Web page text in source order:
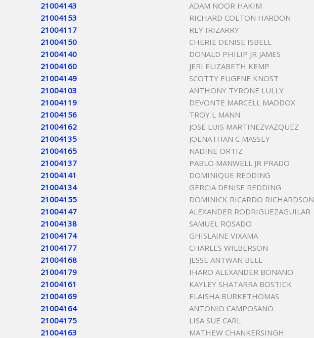
21004143
ADAM NOOR HAKIM
21004153
RICHARD COLTON HARDON
21004117
REY IRIZARRY
21004150
CHERIE DENISE ISBELL
21004140
DONALD PHILIP JR JAMES
21004160
JERI ELIZABETH KEMP
21004149
SCOTTY EUGENE KNOST
21004103
ANTHONY TYRONE LULLY
21004119
DEVONTE MARCELL MADDOX
21004156
TROY L MANN
21004162
JOSE LUIS MARTINEZVAZQUEZ
21004135
JOENATHAN C MASSEY
21004165
NADINE ORTIZ
21004137
PABLO MANWELL JR PRADO
21004141
DOMINIQUE REDDING
21004134
GERCIA DENISE REDDING
21004155
DOMINICK RICARDO RICHARDSON
21004147
ALEXANDER RODRIGUEZAGUILAR
21004138
SAMUEL ROSADO
21004174
GHISLAINE VIXAMA
21004177
CHARLES WILBERSON
21004168
JESSE ANTWAN BELL
21004179
IHARO ALEXANDER BONANO
21004161
KAYLEY SHATARRA BOSTICK
21004169
ELAISHA BURKETHOMAS
21004164
ANTONIO CAMPOSANO
21004175
LISA SUE CARL
21004163
MATHEW CHANKERSINGH